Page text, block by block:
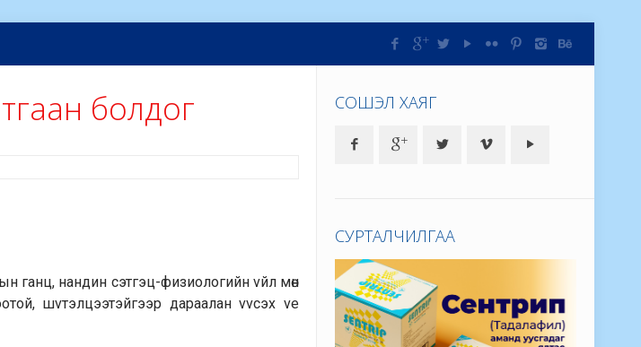
болдог
ганц, нандин сэтгэц-физиологийн vйл мөн
шvтэлцээтэйгээр дараалан vvсэх vе
СОШЭЛ ХАЯГ
СУРТАЛЧИЛГАА